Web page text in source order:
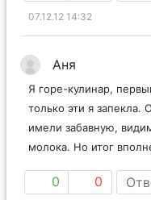
07.12.12 14:32
Аня
Я горе-кулинар,
только эти я
имели забавную,
молока. Но итог
0 0